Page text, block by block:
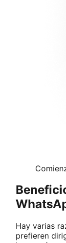
Hay varias
prefieren